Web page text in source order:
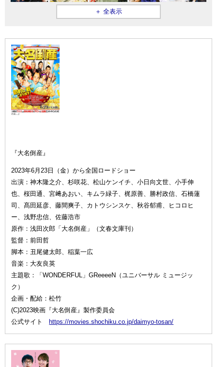
＋ 全表示
『大名倒
産』
『大名倒産』
2023年6月23日（金）から全国ロードショー
出演：神木隆之介、杉咲花、松山ケンイチ、小日向文世、小手伸
也、桜田通、宮﨑あおい、キムラ緑子、梶原善、勝村政信、石橋蓮
司、髙田延彦、藤間爽子、カトウシンスケ、秋谷郁甫、ヒコロヒ
ー、浅野忠信、佐藤浩市
原作：浅田次郎「大名倒産」（文春文庫刊）
監督：前田哲
脚本：丑尾健太郎、稲葉一広
音楽：大友良英
主題歌：「WONDERFUL」GReeeeN（ユニバーサル ミュージッ
ク）
企画・配給：松竹
(C)2023映画『大名倒産』製作委員会
公式サイト
https://movies.shochiku.co.jp/daimyo-tosan/